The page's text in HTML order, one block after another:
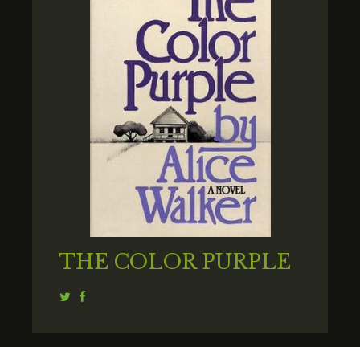
THE COLOR PURPLE
Twitter